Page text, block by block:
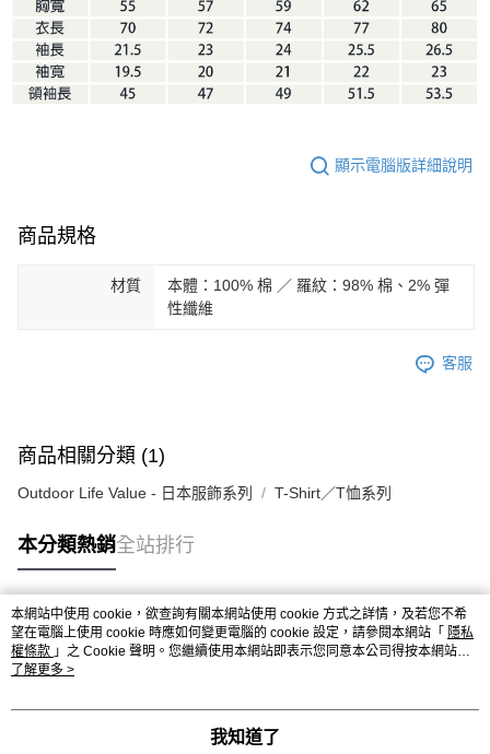
顯示電腦版詳細說明
商品規格
材質
本體：100% 棉 ／ 羅紋：98% 棉、2% 彈
性纖維
客服
商品相關分類 (1)
Outdoor Life Value - 日本服飾系列 T-Shirt／T恤系列
本分類熱銷全站排行
熱門標籤
本網站中使用 cookie，欲查詢有關本網站使用 cookie 方式之詳情，及若您不希
望在電腦上使用 cookie 時應如何變更電腦的 cookie 設定，請參閱本網站「 隱私
權條款 」之 Cookie 聲明。您繼續使用本網站即表示您同意本公司得按本網站使
用條款之 Cookie 聲明使用 cookie。
了解更多 >
我知道了